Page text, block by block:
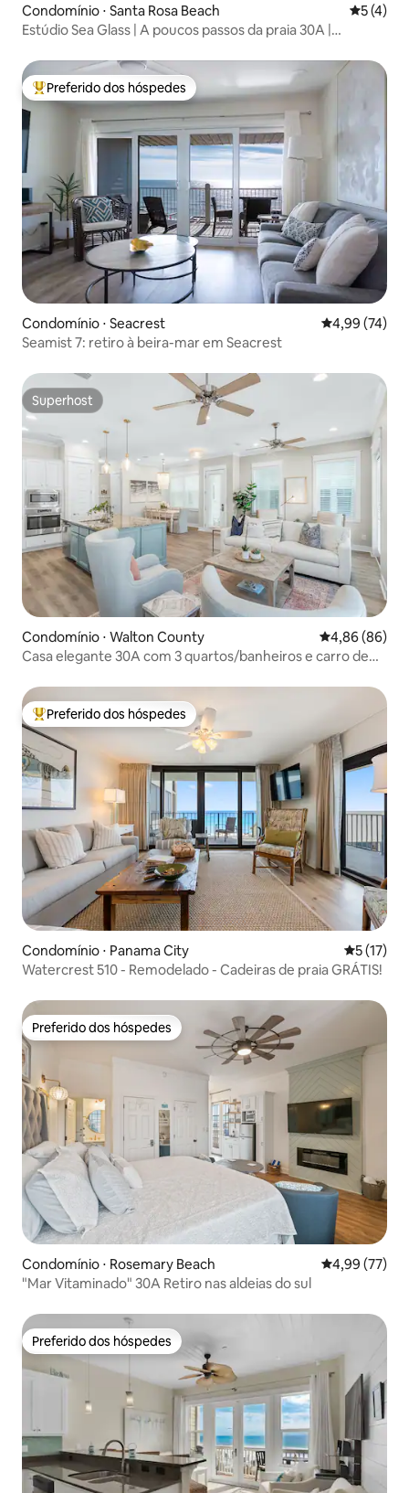
Condomínio ⋅ Santa Rosa Beach 5 de
5 (4)
Estúdio Sea Glass | A poucos passos da praia 30A |
Entre os melhores preferidos dos hóspedes
Preferido dos hóspedes
Condomínio ⋅ Seacrest 4,99 de uma
4,99 (74)
Seamist 7: retiro à beira-mar em Seacrest
Superhost
Superhost
Condomínio ⋅ Walton County 4,86 de uma
4,86 (86)
Casa elegante 30A com 3 quartos/banheiros e carro de
Entre os melhores preferidos dos hóspedes
Preferido dos hóspedes
Condomínio ⋅ Panama City 5 de uma
5 (17)
Watercrest 510 - Remodelado - Cadeiras de praia GRÁTIS!
Preferido dos hóspedes
Preferido dos hóspedes
Condomínio ⋅ Rosemary Beach 4,99 de uma
4,99 (77)
"Mar Vitaminado" 30A Retiro nas aldeias do sul
Preferido dos hóspedes
Preferido dos hóspedes